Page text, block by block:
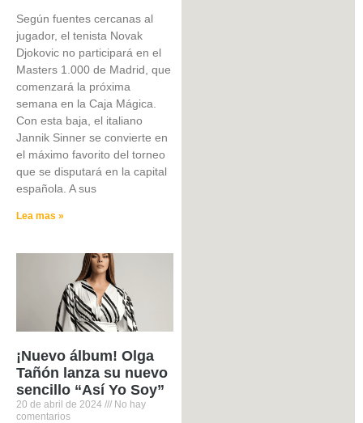
Según fuentes cercanas al
jugador, el tenista Novak
Djokovic no participará en el
Masters 1.000 de Madrid, que
comenzará la próxima
semana en la Caja Mágica.
Con esta baja, el italiano
Jannik Sinner se convierte en
el máximo favorito del torneo
que se disputará en la capital
española. A sus
Lea mas »
¡Nuevo álbum! Olga
Tañón lanza su nuevo
sencillo “Así Yo Soy”
20 de abril de 2024
No hay
comentarios